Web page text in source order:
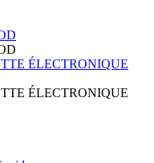
ÉLECTRONIQUE
ÉLECTRONIQUE